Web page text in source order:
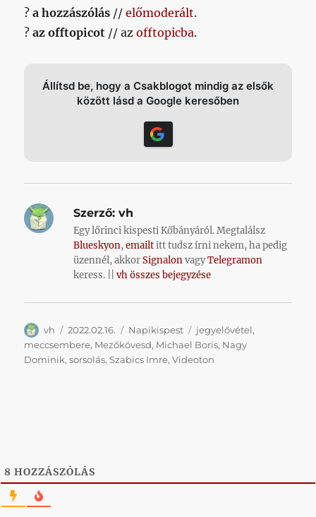
?a hozzászólás //előmoderált.
?az offtopicot // azofftopicba.
Állítsd be, hogy a Csakblogot mindig az elsők
között lásd a Google keresőben
Szerző: vh
Egy lőrinci kispesti Kőbányáról. Megtalálsz
Blueskyon,emailtitt tudsz írni nekem, ha pedig
üzennél, akkorSignalonvagyTelegramon
keress. ||vh összes bejegyzése
Szerző
vh Közzétéve
2022.02.16. Kategória
Napikispest Címke
jegyelővétel,
meccsembere, Mezőkövesd, Michael Boris, Nagy
Dominik,sorsolás,Szabics Imre,Videoton
8 HOZZÁSZÓLÁS